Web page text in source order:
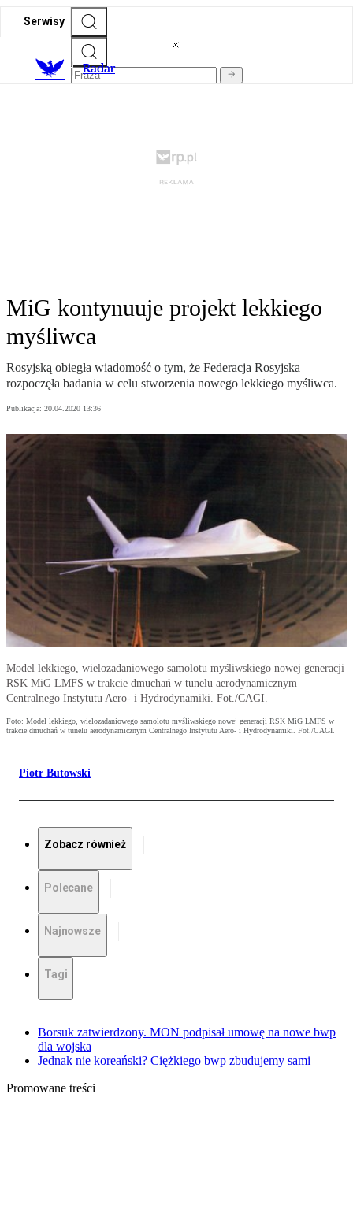
Serwisy
Radar
MiG kontynuuje projekt lekkiego
myśliwca
Rosyjską obiegła wiadomość o tym, że Federacja Rosyjska
rozpoczęła badania w celu stworzenia nowego lekkiego myśliwca.
Publikacja: 20.04.2020 13:36
Model lekkiego, wielozadaniowego samolotu myśliwskiego nowej generacji
RSK MiG LMFS w trakcie dmuchań w tunelu aerodynamicznym
Centralnego Instytutu Aero- i Hydrodynamiki. Fot./CAGI.
Foto: Model lekkiego, wielozadaniowego samolotu myśliwskiego nowej generacji RSK MiG LMFS w
trakcie dmuchań w tunelu aerodynamicznym Centralnego Instytutu Aero- i Hydrodynamiki. Fot./CAGI.
Piotr Butowski
Zobacz również
Polecane
Najnowsze
Tagi
Borsuk zatwierdzony. MON podpisał umowę na nowe bwp
dla wojska
Jednak nie koreański? Ciężkiego bwp zbudujemy sami
Promowane treści